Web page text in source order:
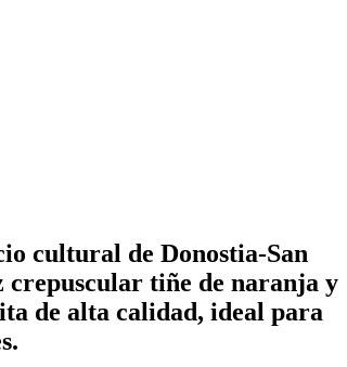
cultural de Donostia-San
crepuscular tiñe de naranja y
de alta calidad, ideal para